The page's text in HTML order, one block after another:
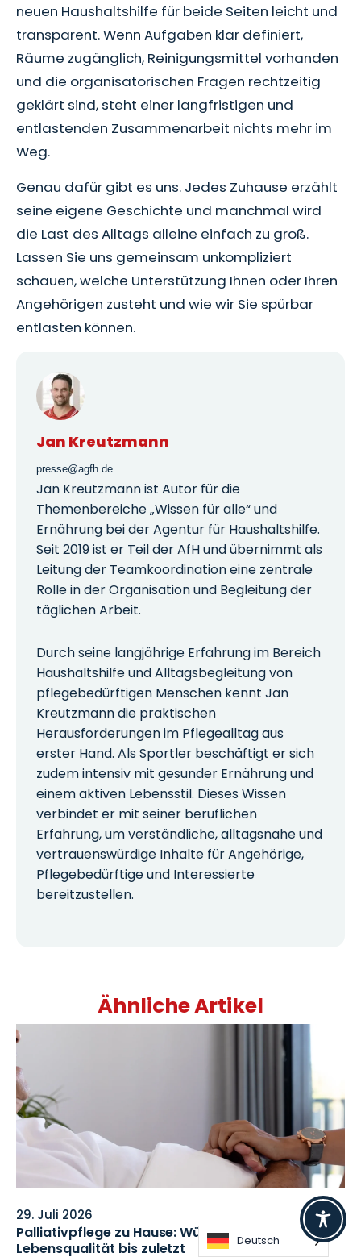
neuen Haushaltshilfe für beide Seiten leicht und
transparent. Wenn Aufgaben klar definiert,
Räume zugänglich, Reinigungsmittel vorhanden
und die organisatorischen Fragen rechtzeitig
geklärt sind, steht einer langfristigen und
entlastenden Zusammenarbeit nichts mehr im
Weg.
Genau dafür gibt es uns. Jedes Zuhause erzählt
seine eigene Geschichte und manchmal wird
die Last des Alltags alleine einfach zu groß.
Lassen Sie uns gemeinsam unkompliziert
schauen, welche Unterstützung Ihnen oder Ihren
Angehörigen zusteht und wie wir Sie spürbar
entlasten können.
Jan Kreutzmann
presse@agfh.de
Jan Kreutzmann ist Autor für die
Themenbereiche „Wissen für alle“ und
Ernährung bei der Agentur für Haushaltshilfe.
Seit 2019 ist er Teil der AfH und übernimmt als
Leitung der Teamkoordination eine zentrale
Rolle in der Organisation und Begleitung der
täglichen Arbeit.
Durch seine langjährige Erfahrung im Bereich
Haushaltshilfe und Alltagsbegleitung von
pflegebedürftigen Menschen kennt Jan
Kreutzmann die praktischen
Herausforderungen im Pflegealltag aus
erster Hand. Als Sportler beschäftigt er sich
zudem intensiv mit gesunder Ernährung und
einem aktiven Lebensstil. Dieses Wissen
verbindet er mit seiner beruflichen
Erfahrung, um verständliche, alltagsnahe und
vertrauenswürdige Inhalte für Angehörige,
Pflegebedürftige und Interessierte
bereitzustellen.
Ähnliche Artikel
29. Juli 2026
Palliativpflege zu Hause: Würde, Begleitung und
Lebensqualität bis zuletzt
Deutsch